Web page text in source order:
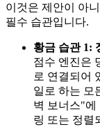
이것은 제안이 아
필수 습관입니다.
황금 습관 1:
점수 엔진은
로 연결되어
일로 하는 모
벽 보너스"에
링 또는 정렬